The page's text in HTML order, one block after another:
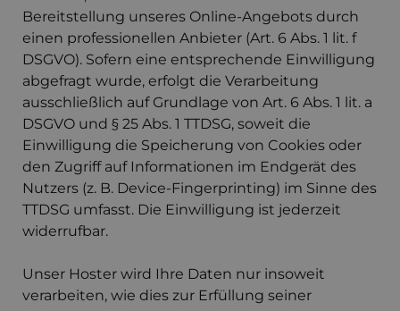
Bereitstellung unseres Online-Angebots durch
einen professionellen Anbieter (Art. 6 Abs. 1 lit. f
DSGVO). Sofern eine entsprechende Einwilligung
abgefragt wurde, erfolgt die Verarbeitung
ausschließlich auf Grundlage von Art. 6 Abs. 1 lit. a
DSGVO und § 25 Abs. 1 TTDSG, soweit die
Einwilligung die Speicherung von Cookies oder
den Zugriff auf Informationen im Endgerät des
Nutzers (z. B. Device-Fingerprinting) im Sinne des
TTDSG umfasst. Die Einwilligung ist jederzeit
widerrufbar.
Unser Hoster wird Ihre Daten nur insoweit
verarbeiten, wie dies zur Erfüllung seiner